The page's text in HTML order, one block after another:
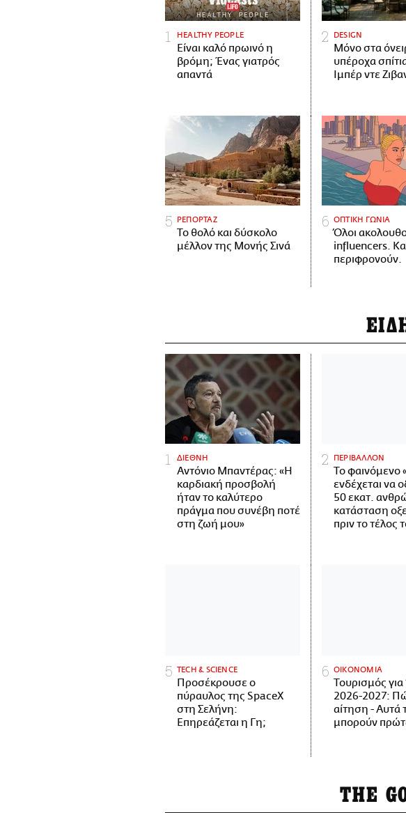
HEALTHY PEOPLE
Είναι καλό πρωινό η
βρόμη; Ένας γιατρός
απαντά
DESIGN
Μόνο στα
υπέροχα
Ιμπέρ ντε
ΡΕΠΟΡΤΑΖ
Το θολό και δύσκολο
μέλλον της Μονής Σινά
ΟΠΤΙΚΗ ΓΩΝΙΑ
Όλοι
influencers.
περιφρονούν.
ΔΙΕΘΝΗ
Αντόνιο Μπαντέρας: «Η
καρδιακή προσβολή
ήταν το καλύτερο
πράγμα που συνέβη ποτέ
στη ζωή μου»
ΠΕΡΙΒΑΛΛΟΝ
Το φαινόμενο
ενδέχεται να
50 εκατ.
κατάσταση
πριν το τέλος
ΤECH & SCIENCE
Προσέκρουσε ο
πύραυλος της SpaceX
στη Σελήνη:
Επηρεάζεται η Γη;
ΟΙΚΟΝΟΜΙΑ
Τουρισμός
2026-2027:
αίτηση - Αυτά
μπορούν
THE